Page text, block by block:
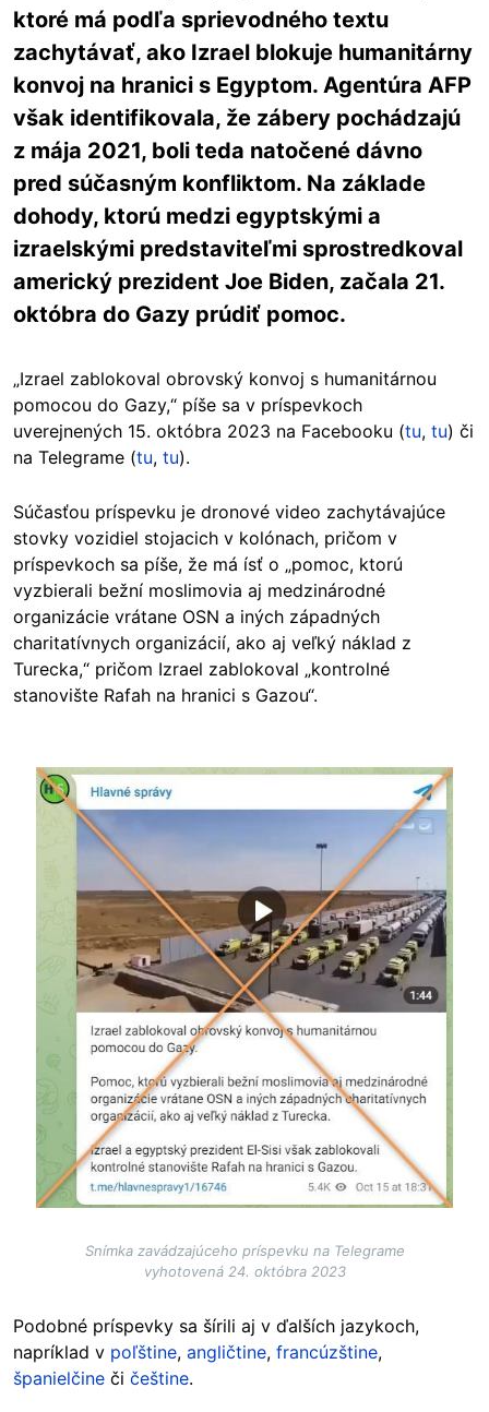
ktoré má podľa sprievodného textu
zachytávať, ako Izrael blokuje humanitárny
konvoj na hranici s Egyptom. Agentúra AFP
však identifikovala, že zábery pochádzajú
z mája 2021, boli teda natočené dávno
pred súčasným konfliktom. Na základe
dohody, ktorú medzi egyptskými a
izraelskými predstaviteľmi sprostredkoval
americký prezident Joe Biden, začala 21.
októbra do Gazy prúdiť pomoc.
„Izrael zablokoval obrovský konvoj s humanitárnou
pomocou do Gazy,“ píše sa v príspevkoch
uverejnených 15. októbra 2023 na Facebooku (tu, tu) či
na Telegrame (tu, tu).
Súčasťou príspevku je dronové video zachytávajúce
stovky vozidiel stojacich v kolónach, pričom v
príspevkoch sa píše, že má ísť o „pomoc, ktorú
vyzbierali bežní moslimovia aj medzinárodné
organizácie vrátane OSN a iných západných
charitatívnych organizácií, ako aj veľký náklad z
Turecka,“ pričom Izrael zablokoval „kontrolné
stanovište Rafah na hranici s Gazou“.
Image
Snímka zavádzajúceho príspevku na Telegrame
vyhotovená 24. októbra 2023
Podobné príspevky sa šírili aj v ďalších jazykoch,
napríklad v poľštine, angličtine, francúzštine,
španielčine či češtine.